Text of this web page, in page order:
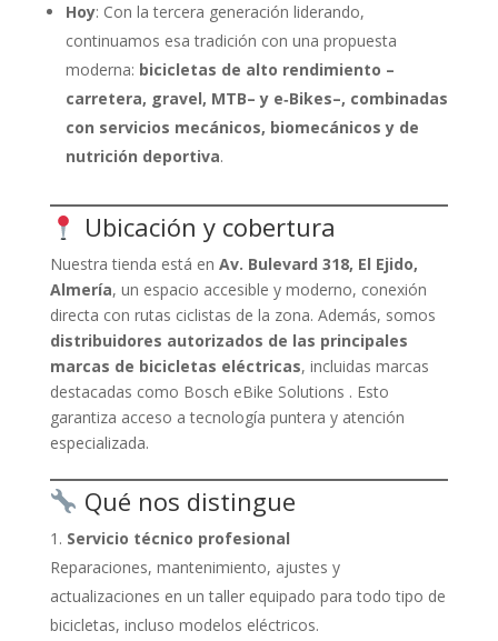
Hoy: Con la tercera generación liderando,
continuamos esa tradición con una propuesta
moderna: bicicletas de alto rendimiento –
carretera, gravel, MTB– y e‑Bikes–, combinadas
con servicios mecánicos, biomecánicos y de
nutrición deportiva.
Ubicación y cobertura
Nuestra tienda está en Av. Bulevard 318, El Ejido,
Almería, un espacio accesible y moderno, conexión
directa con rutas ciclistas de la zona. Además, somos
distribuidores autorizados de las principales
marcas de bicicletas eléctricas, incluidas marcas
destacadas como Bosch eBike Solutions . Esto
garantiza acceso a tecnología puntera y atención
especializada.
Qué nos distingue
Servicio técnico profesional
Reparaciones, mantenimiento, ajustes y
actualizaciones en un taller equipado para todo tipo de
bicicletas, incluso modelos eléctricos.